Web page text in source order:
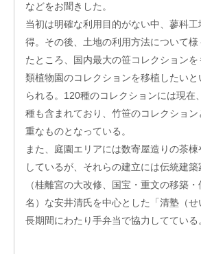
入
居
企
業
投
資
先
企
業
ネッ
ト
ク企
業
などをお聞きした。
当初は明確な利用目的がない中、蓼科工
得。その後、土地の利用方法について様
たところ、国内最大の笹コレクション
類植物園のコレクションを移植したい
られる。120種のコレクションには現在
種も含まれており、竹笹のコレクショ
重なものとなっている。
また、庭園エリアには数寄屋造りの茶
しているが、それらの建立には伝統建
（桂離宮の大改修、国宝・重文の移築
名）な安井清氏を中心とした「清塾（せ
長期間にわたり手弁当で協力してている